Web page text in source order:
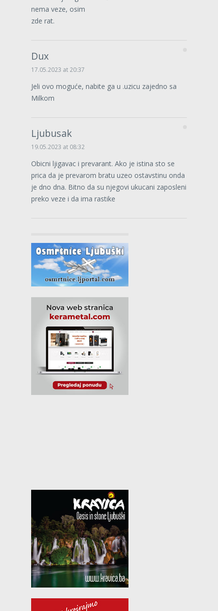
nema veze, osim
zde rat.
Dux
17.05.2023 at 20:37
Jeli ovo moguće, nabite ga u .uzicu zajedno sa
Milkom
Ljubusak
19.05.2023 at 08:32
Obicni ljigavac i prevarant. Ako je istina sto se
prica da je prevarom bratu uzeo ostavstinu onda
je dno dna. Bitno da su njegovi ukucani zaposleni
preko veze i da ima rastike